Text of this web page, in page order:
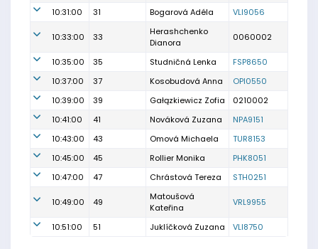
10:31:00
31 Bogarová Adéla VLI9056
10:33:00 33
Herashchenko
Dianora
0060002
10:35:00 35 Studničná Lenka
FSP8650
10:37:00
37 Kosobudová Anna
OPI0550
10:39:00
39 Gałązkiewicz Zofia
0210002
10:41:00
41 Nováková Zuzana
NPA9151
10:43:00
43 Omová Michaela
TUR8153
10:45:00
45 Rollier Monika
PHK8051
10:47:00
47 Chrástová Tereza STH0251
10:49:00 49
Matoušová
Kateřina
VRL9955
10:51:00 51 Juklíčková Zuzana VLI8750